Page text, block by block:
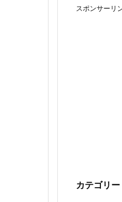
スポンサーリ
カテゴリー